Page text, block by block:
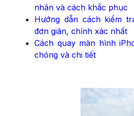
nhân và cách khắc phục
Hướng dẫn cách kiểm
đơn giản, chính xác nhất
Cách quay màn hình
chóng và chi tiết